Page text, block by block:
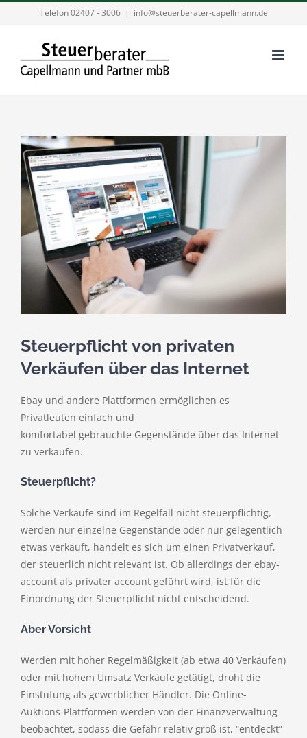
Telefon 02407 - 3006 | info@steuerberater-capellmann.de
Zeige
grösseres
Bild
Steuerpflicht von privaten
Verkäufen über das Internet
Ebay und andere Plattformen ermöglichen es
Privatleuten einfach und
komfortabel gebrauchte Gegenstände über das Internet
zu verkaufen.
Steuerpflicht?
Solche Verkäufe sind im Regelfall nicht steuerpflichtig,
werden nur einzelne Gegenstände oder nur gelegentlich
etwas verkauft, handelt es sich um einen Privatverkauf,
der steuerlich nicht relevant ist. Ob allerdings der ebay-
account als privater account geführt wird, ist für die
Einordnung der Steuerpflicht nicht entscheidend.
Aber Vorsicht
Werden mit hoher Regelmäßigkeit (ab etwa 40 Verkäufen)
oder mit hohem Umsatz Verkäufe getätigt, droht die
Einstufung als gewerblicher Händler. Die Online-
Auktions-Plattformen werden von der Finanzverwaltung
beobachtet, sodass die Gefahr relativ groß ist, “entdeckt”